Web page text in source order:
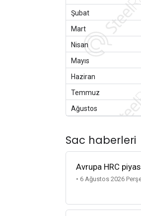
Şubat
Mart
Nisan
Mayıs
Haziran
Temmuz
Ağustos
Sac haberleri
Avrupa HRC
• 6 Ağustos 2026